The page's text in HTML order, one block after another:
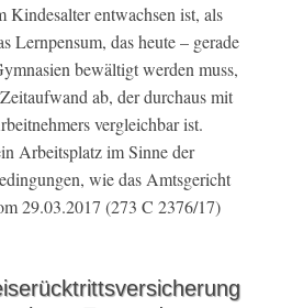
Kindesalter entwachsen ist, als
Lernpensum, das heute – gerade
bewältigt werden muss,
ab, der durchaus mit
vergleichbar ist.
Arbeitsplatz im Sinne der
wie das Amtsgericht
29.03.2017 (273 C 2376/17)